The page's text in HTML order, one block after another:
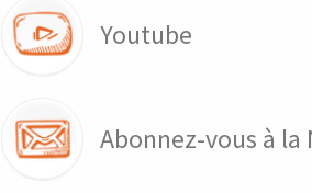
Youtube
Abonnez-vous à